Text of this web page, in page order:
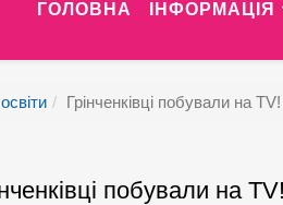
ГОЛОВНА ІНФОРМАЦІЯ
Грінченківці побували на ТV!
побували на ТV!